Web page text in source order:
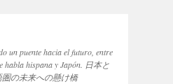
un puente hacia el futuro, entre
habla hispana y Japón. 日本と
圏の未来への懸け橋